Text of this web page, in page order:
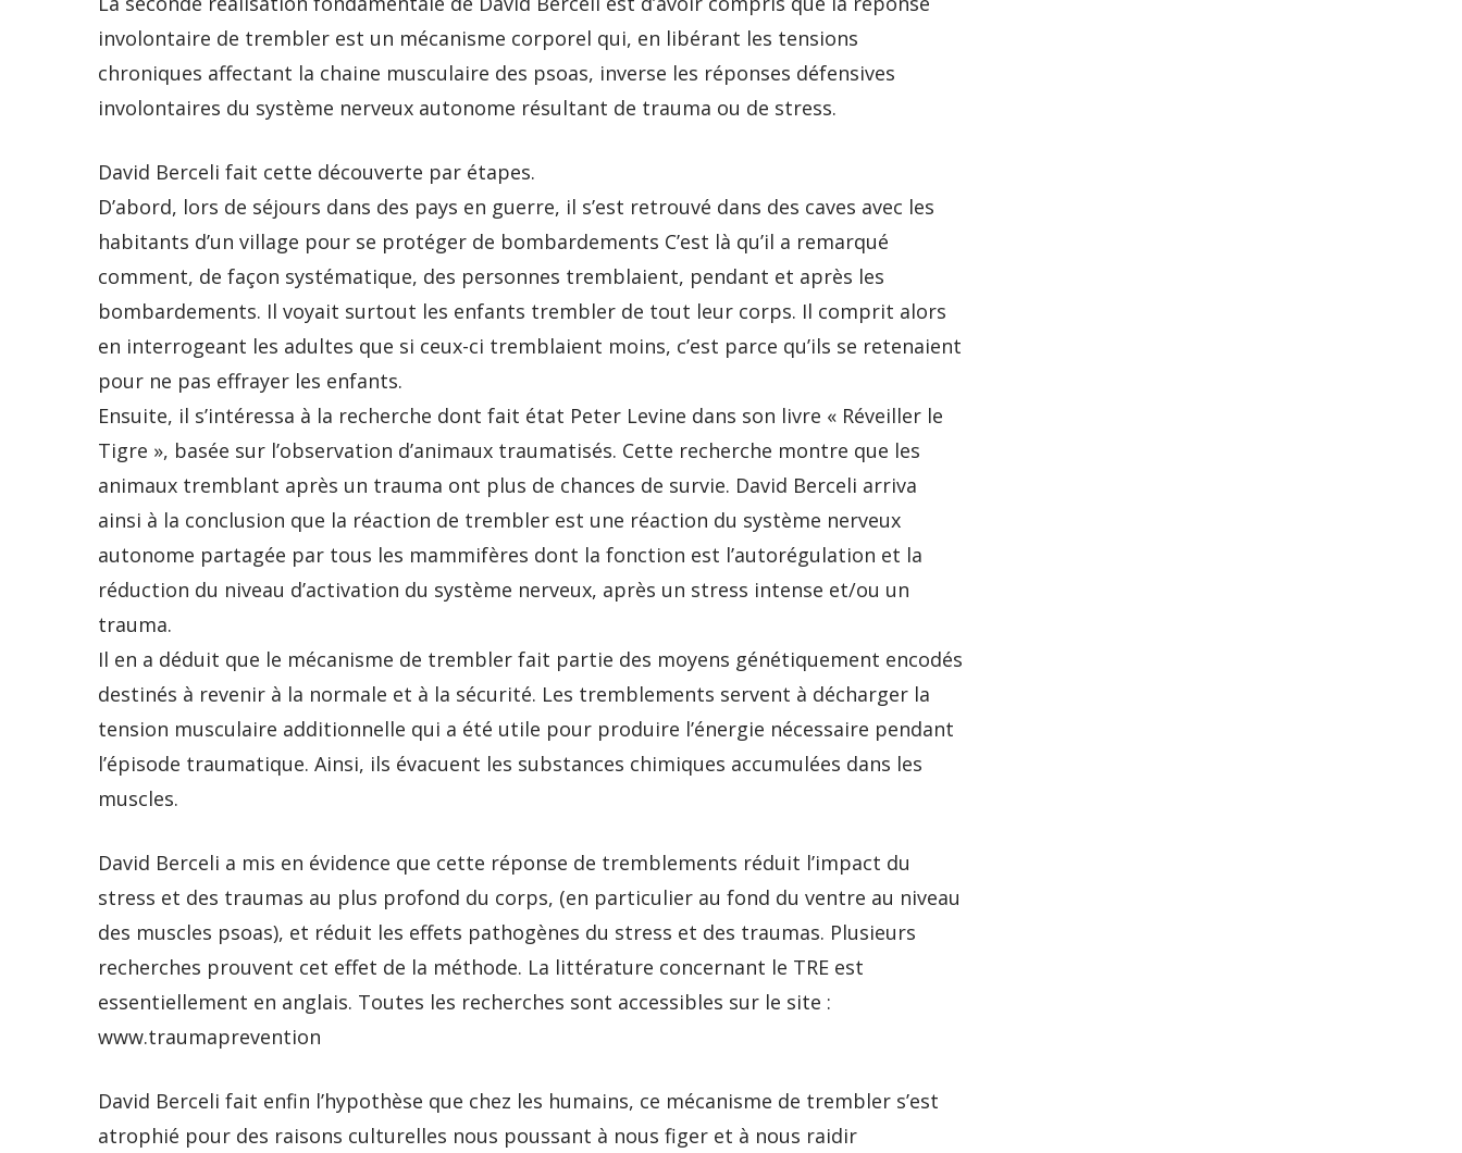
involontaire de trembler est un mécanisme corporel qui, en libérant les tensions
chroniques affectant la chaine musculaire des psoas, inverse les réponses défensives
involontaires du système nerveux autonome résultant de trauma ou de stress.
David Berceli fait cette découverte par étapes.
D’abord, lors de séjours dans des pays en guerre, il s’est retrouvé dans des caves avec les
habitants d’un village pour se protéger de bombardements C’est là qu’il a remarqué
comment, de façon systématique, des personnes tremblaient, pendant et après les
bombardements. Il voyait surtout les enfants trembler de tout leur corps. Il comprit alors
en interrogeant les adultes que si ceux-ci tremblaient moins, c’est parce qu’ils se retenaient
pour ne pas effrayer les enfants.
Ensuite, il s’intéressa à la recherche dont fait état Peter Levine dans son livre « Réveiller le
Tigre », basée sur l’observation d’animaux traumatisés. Cette recherche montre que les
animaux tremblant après un trauma ont plus de chances de survie. David Berceli arriva
ainsi à la conclusion que la réaction de trembler est une réaction du système nerveux
autonome partagée par tous les mammifères dont la fonction est l’autorégulation et la
réduction du niveau d’activation du système nerveux, après un stress intense et/ou un
trauma.
Il en a déduit que le mécanisme de trembler fait partie des moyens génétiquement encodés
destinés à revenir à la normale et à la sécurité. Les tremblements servent à décharger la
tension musculaire additionnelle qui a été utile pour produire l’énergie nécessaire pendant
l’épisode traumatique. Ainsi, ils évacuent les substances chimiques accumulées dans les
muscles.
David Berceli a mis en évidence que cette réponse de tremblements réduit l’impact du
stress et des traumas au plus profond du corps, (en particulier au fond du ventre au niveau
des muscles psoas), et réduit les effets pathogènes du stress et des traumas. Plusieurs
recherches prouvent cet effet de la méthode. La littérature concernant le TRE est
essentiellement en anglais. Toutes les recherches sont accessibles sur le site :
www.traumaprevention
David Berceli fait enfin l’hypothèse que chez les humains, ce mécanisme de trembler s’est
atrophié pour des raisons culturelles nous poussant à nous figer et à nous raidir